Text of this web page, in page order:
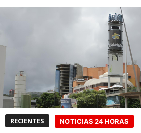
RECIENTES NOTICIAS 24 HORAS